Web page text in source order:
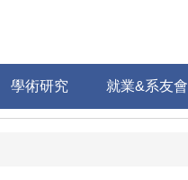
學術研究 就業&系友會